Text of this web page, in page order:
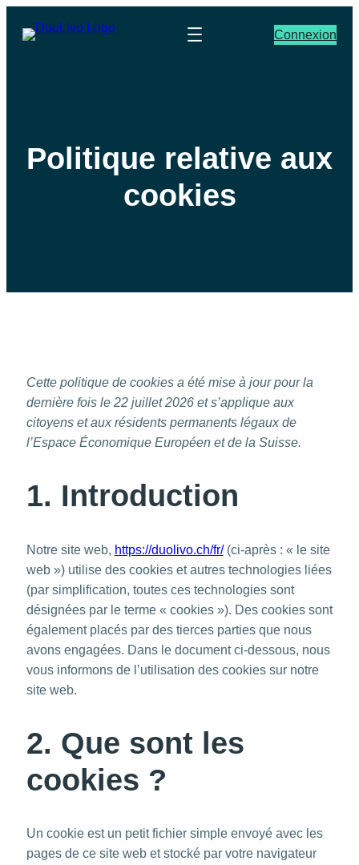
Connexion
Politique relative aux
cookies
Cette politique de cookies a été mise à jour pour la
dernière fois le 22 juillet 2026 et s’applique aux
citoyens et aux résidents permanents légaux de
l’Espace Économique Européen et de la Suisse.
1. Introduction
Notre site web, https://duolivo.ch/fr/(ci-après : « le site
web ») utilise des cookies et autres technologies liées
(par simplification, toutes ces technologies sont
désignées par le terme « cookies »). Des cookies sont
également placés par des tierces parties que nous
avons engagées. Dans le document ci-dessous, nous
vous informons de l’utilisation des cookies sur notre
site web.
2. Que sont les
cookies ?
Un cookie est un petit fichier simple envoyé avec les
pages de ce site web et stocké par votre navigateur